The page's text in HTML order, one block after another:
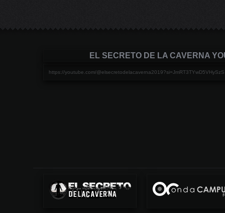
EL SECRETO DE LA CAVERNA
https://youtube.com/@elsecretodelacaverna2019?si=JmRT3TYwD5VHySzS